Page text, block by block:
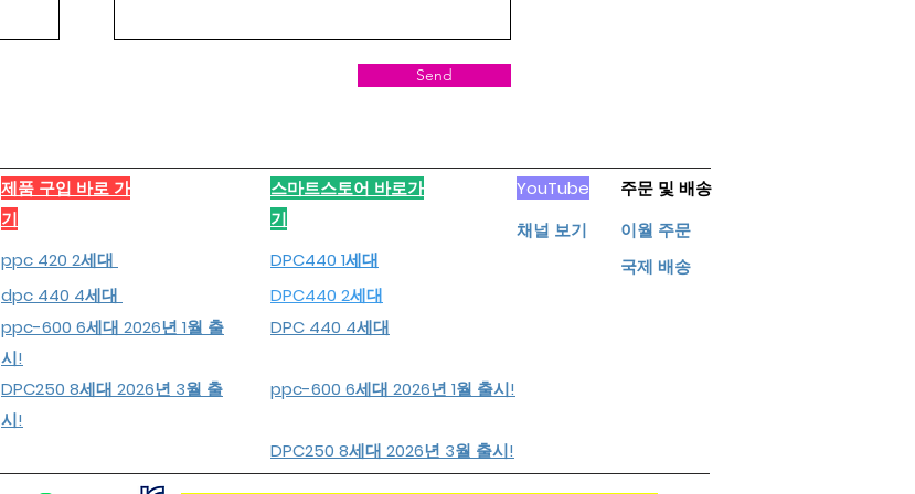
Send
​제품 구입 바로 가
기
ppc 420 2세대
dpc 440 4세대
ppc-600 6세대 2026년 1월 출
시!
DPC250 8세대 2026년 3월 출
시!
스마트스토어 바로가
기
DPC440 1세대
DPC440 2세대
DPC 440 4세대
YouTube
​채널 보기
주문 및 배송
이월 주문
​국제 배송
ppc-600 6세대 2026년 1월 출시!
DPC250 8세대 2026년 3월 출시!